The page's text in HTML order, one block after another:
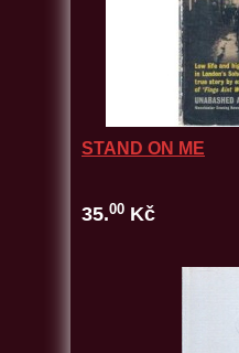
STAND ON ME
35.00 Kč